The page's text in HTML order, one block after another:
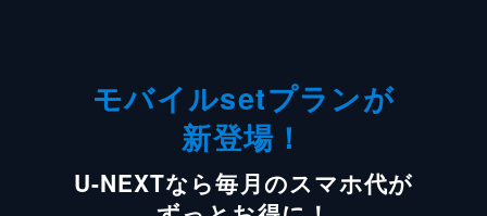
モバイルsetプランが
新登場！
U-NEXTなら毎月のスマホ代が